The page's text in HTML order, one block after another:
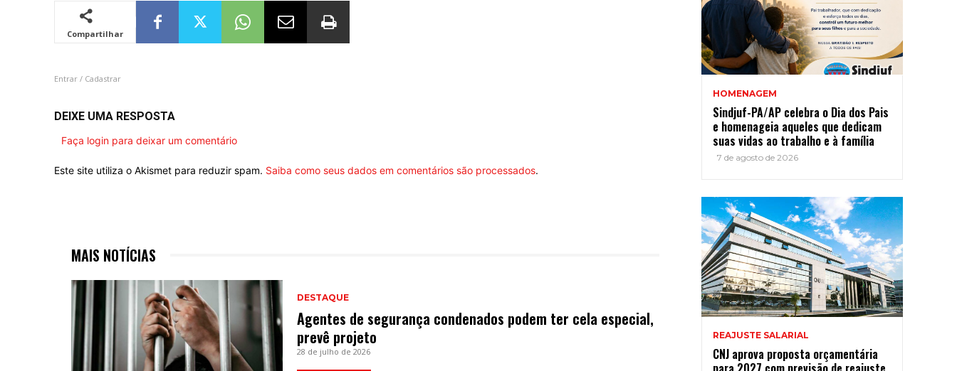
Compartilhar
Entrar / Cadastrar
DEIXE UMA RESPOSTA
Faça login para deixar um comentário
Este site utiliza o Akismet para reduzir spam. Saiba como seus dados em comentários são processados.
MAIS NOTÍCIAS
DESTAQUE
Agentes de segurança condenados podem ter cela especial,
prevê projeto
28 de julho de 2026
HOMENAGEM
Sindjuf-PA/AP celebra o Dia dos Pais
e homenageia aqueles que dedicam
suas vidas ao trabalho e à família
7 de agosto de 2026
REAJUSTE SALARIAL
CNJ aprova proposta orçamentária